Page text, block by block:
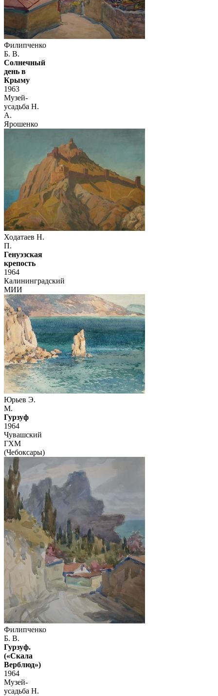
Филипченко
Б. В.
Солнечный
день в
Крыму
1963
Музей-
усадьба Н.
А.
Ярошенко
Ходатаев Н.
П.
Генуэзская
крепость
1964
Калининградский
МИИ
Юрьев Э.
М.
Гурзуф
1964
Чувашский
ГХМ
(Чебоксары)
Филипченко
Б. В.
Гурзуф.
(«Скала
Верблюд»)
1964
Музей-
усадьба Н.